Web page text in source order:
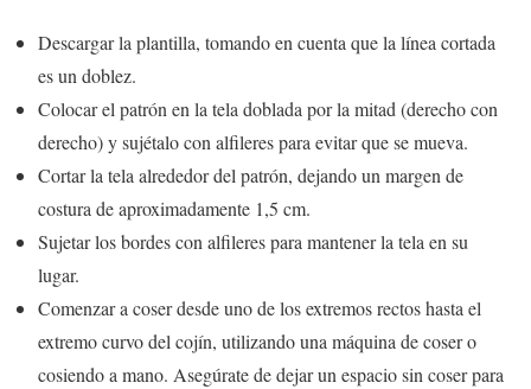
Descargar la plantilla, tomando en cuenta que la línea cortada
es un doblez.
Colocar el patrón en la tela doblada por la mitad (derecho con
derecho) y sujétalo con alfileres para evitar que se mueva.
Cortar la tela alrededor del patrón, dejando un margen de
costura de aproximadamente 1,5 cm.
Sujetar los bordes con alfileres para mantener la tela en su
lugar.
Comenzar a coser desde uno de los extremos rectos hasta el
extremo curvo del cojín, utilizando una máquina de coser o
cosiendo a mano. Asegúrate de dejar un espacio sin coser para